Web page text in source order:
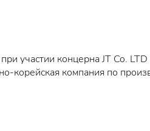
участии концерна JT Co.
корейская компания по